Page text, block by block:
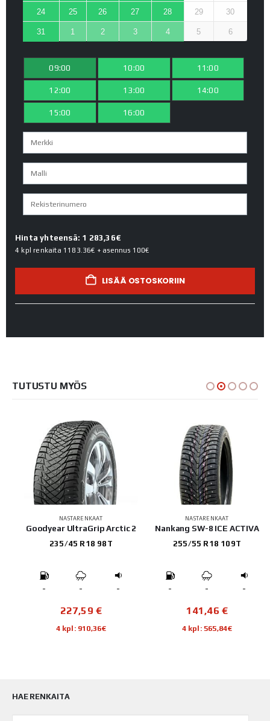
24 25 26 27 28 29 30
31 1 2 3 4 5 6
09:00 10:00 11:00
12:00 13:00 14:00
15:00 16:00
Hinta yhteensä: 1 283,36€
4 kpl renkaita 1183.36€ + asennus 100€
LISÄÄ OSTOSKORIIN
TUTUSTU MYÖS
NASTARENKAAT
Goodyear UltraGrip Arctic 2
235/45 R18 98T
- - -
227,59€
4 kpl: 910,36€
NASTARENKAAT
Nankang SW-8 ICE ACTIVA
255/55 R18 109T
- - -
141,46€
4 kpl: 565,84€
HAE RENKAITA